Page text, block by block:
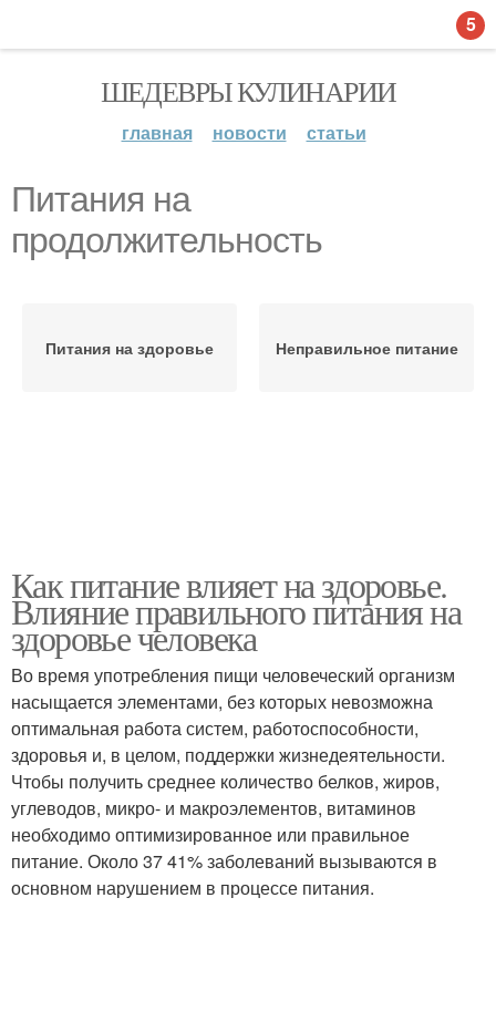
ШЕДЕВРЫ КУЛИНАРИИ
главная новости статьи
Питания на
продолжительность
Питания на здоровье Неправильное питание
Как питание влияет на здоровье.
Влияние правильного питания на
здоровье человека
Во время употребления пищи человеческий организм
насыщается элементами, без которых невозможна
оптимальная работа систем, работоспособности,
здоровья и, в целом, поддержки жизнедеятельности.
Чтобы получить среднее количество белков, жиров,
углеводов, микро- и макроэлементов, витаминов
необходимо оптимизированное или правильное
питание. Около 37 41% заболеваний вызываются в
основном нарушением в процессе питания.
5